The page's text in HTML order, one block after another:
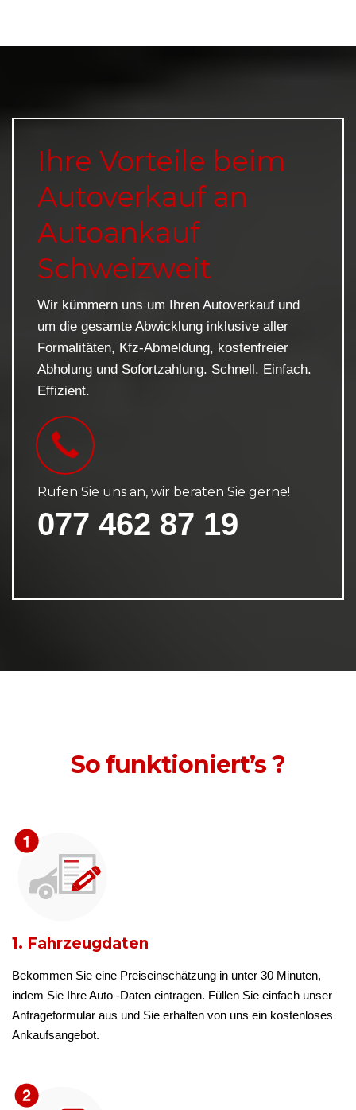
Ihre Vorteile beim
Autoverkauf an
Autoankauf
Schweizweit
Wir kümmern uns um Ihren Autoverkauf und
um die gesamte Abwicklung inklusive aller
Formalitäten, Kfz-Abmeldung, kostenfreier
Abholung und Sofortzahlung. Schnell. Einfach.
Effizient.
Rufen Sie uns an, wir beraten Sie gerne!
077 462 87 19
So funktioniert’s ?
1. Fahrzeugdaten
Bekommen Sie eine Preiseinschätzung in unter 30 Minuten,
indem Sie Ihre Auto -Daten eintragen. Füllen Sie einfach unser
Anfrageformular aus und Sie erhalten von uns ein kostenloses
Ankaufsangebot.